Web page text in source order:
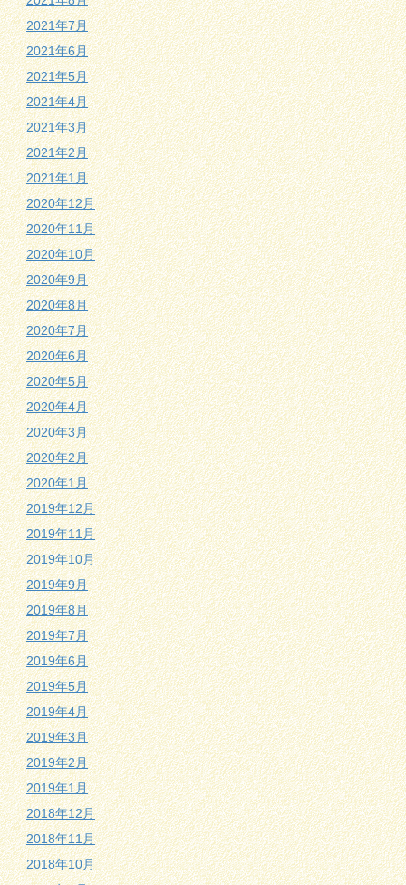
2021年7月
2021年6月
2021年5月
2021年4月
2021年3月
2021年2月
2021年1月
2020年12月
2020年11月
2020年10月
2020年9月
2020年8月
2020年7月
2020年6月
2020年5月
2020年4月
2020年3月
2020年2月
2020年1月
2019年12月
2019年11月
2019年10月
2019年9月
2019年8月
2019年7月
2019年6月
2019年5月
2019年4月
2019年3月
2019年2月
2019年1月
2018年12月
2018年11月
2018年10月